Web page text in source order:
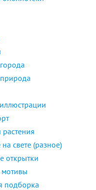
свете (разное)
открытки
подборка